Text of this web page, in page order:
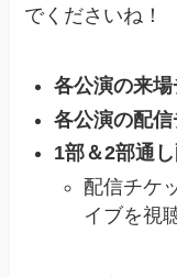
でくださいね！
各公演の来場
各公演の配信
1部＆2部通
配信チケ
イブを視